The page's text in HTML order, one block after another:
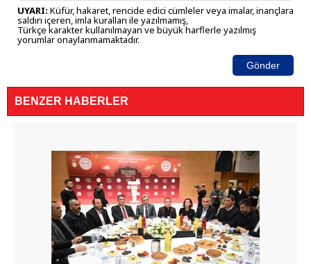
UYARI: Küfür, hakaret, rencide edici cümleler veya imalar, inançlara
saldırı içeren, imla kuralları ile yazılmamış,
Türkçe karakter kullanılmayan ve büyük harflerle yazılmış
yorumlar onaylanmamaktadır.
Gönder
BENZER HABERLER